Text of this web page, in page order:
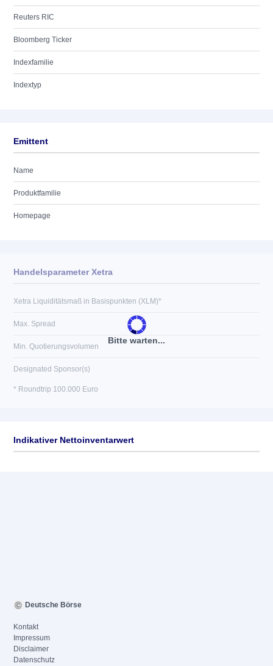
Reuters RIC
Bloomberg Ticker
Indexfamilie
Indextyp
Emittent
Name
Produktfamilie
Homepage
Bitte warten...
Handelsparameter Xetra
Xetra Liquiditätsmaß in Basispunkten (XLM)*
Max. Spread
Min. Quotierungsvolumen
Designated Sponsor(s)
* Roundtrip 100.000 Euro
Indikativer Nettoinventarwert
Deutsche Börse
Kontakt
Impressum
Disclaimer
Datenschutz